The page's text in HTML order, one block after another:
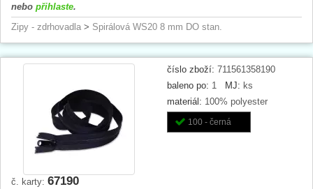
nebo přihlaste.
Zipy - zdrhovadla > Spirálová WS20 8 mm DO stan.
číslo zboží: 711561358190
baleno po: 1 MJ: ks
materiál: 100% polyester
100 - černá
č. karty: 67190